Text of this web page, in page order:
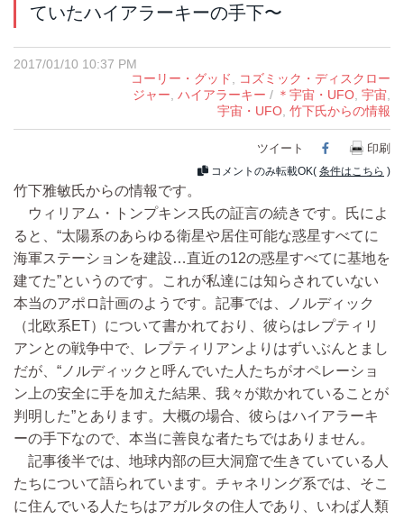
ていたハイアラーキーの手下〜
2017/01/10 10:37 PM
コーリー・グッド, コズミック・ディスクロー
ジャー, ハイアラーキー / ＊宇宙・UFO, 宇宙,
宇宙・UFO, 竹下氏からの情報
ツイート Facebook
印刷
コメントのみ転載OK( 条件はこちら )
竹下雅敏氏からの情報です。
ウィリアム・トンプキンス氏の証言の続きです。氏によ
ると、“太陽系のあらゆる衛星や居住可能な惑星すべてに
海軍ステーションを建設…直近の12の惑星すべてに基地を
建てた”というのです。これが私達には知らされていない
本当のアポロ計画のようです。記事では、ノルディック
（北欧系ET）について書かれており、彼らはレプティリ
アンとの戦争中で、レプティリアンよりはずいぶんとまし
だが、“ノルディックと呼んでいた人たちがオペレーショ
ン上の安全に手を加えた結果、我々が欺かれていることが
判明した”とあります。大概の場合、彼らはハイアラーキ
ーの手下なので、本当に善良な者たちではありません。
記事後半では、地球内部の巨大洞窟で生きていている人
たちについて語られています。チャネリング系では、そこ
に住んでいる人たちはアガルタの住人であり、いわば人類